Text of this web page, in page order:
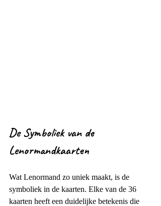
De Symboliek van de
Lenormandkaarten
Wat Lenormand zo uniek maakt, is de
symboliek in de kaarten. Elke van de 36
kaarten heeft een duidelijke betekenis die